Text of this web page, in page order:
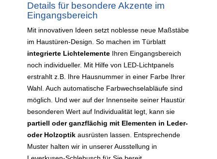
Details für besondere Akzente im
Eingangsbereich
Mit innovativen Ideen setzt noblesse neue Maßstäbe
im Haustüren-Design. So machen im Türblatt
integrierte Lichtelemente Ihren Eingangsbereich
noch individueller. Mit Hilfe von LED-Lichtpanels
erstrahlt z.B. Ihre Hausnummer in einer Farbe Ihrer
Wahl. Auch automatische Farbwechselabläufe sind
möglich. Und wer auf der Innenseite seiner Haustür
besonderen Wert auf Individualität legt, kann sie
partiell oder ganzflächig mit Elementen in Leder-
oder Holzoptik ausrüsten lassen. Entsprechende
Muster halten wir in unserer Ausstellung in